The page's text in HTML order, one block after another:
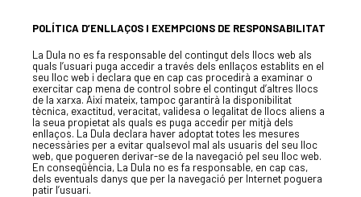
POLÍTICA D’ENLLAÇOS I EXEMPCIONS DE RESPONSABILITAT
La Dula no es fa responsable del contingut dels llocs web als
quals l’usuari puga accedir a través dels enllaços establits en el
seu lloc web i declara que en cap cas procedirà a examinar o
exercitar cap mena de control sobre el contingut d’altres llocs
de la xarxa. Així mateix, tampoc garantirà la disponibilitat
tècnica, exactitud, veracitat, validesa o legalitat de llocs aliens a
la seua propietat als quals es puga accedir per mitjà dels
enllaços. La Dula declara haver adoptat totes les mesures
necessàries per a evitar qualsevol mal als usuaris del seu lloc
web, que pogueren derivar-se de la navegació pel seu lloc web.
En conseqüència, La Dula no es fa responsable, en cap cas,
dels eventuals danys que per la navegació per Internet poguera
patir l’usuari.